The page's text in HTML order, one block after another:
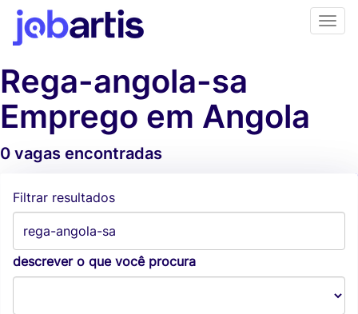
Rega-angola-sa
Emprego em Angola
0 vagas encontradas
Filtrar resultados
descrever o que você procura